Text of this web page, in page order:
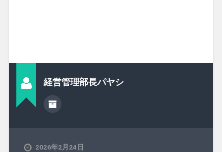
経営管理部長パヤシ
2026年2月24日